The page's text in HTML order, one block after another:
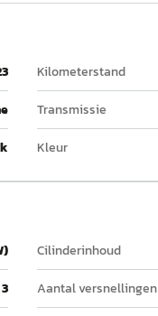
Kilometerstand
Transmissie
Kleur
Cilinderinhoud
3 Aantal versnellingen